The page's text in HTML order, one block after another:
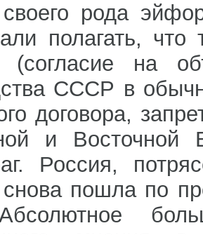
рода
полагать,
(согласие на
СССР в
договора,
и
Россия,
снова пошла по